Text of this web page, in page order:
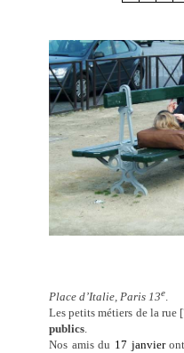
Place d’Italie, Paris 13e.
Les petits métiers de la rue
publics.
Nos amis du 17 janvieront